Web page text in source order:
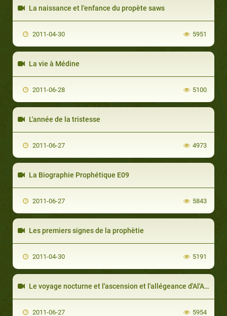
La naissance et l'enfance du propète saws
2011-04-30 5951
La vie à Médine
2011-06-28 5100
L'année de la tristesse
2011-06-27 4973
La Biographie Prophétique E09
2011-06-27 5843
Les premiers signes de la prophètie
2011-04-30 5191
Le voyage nocturne et l'ascension et l'allégeance d'Al'Aqaba
2011-06-27 5954